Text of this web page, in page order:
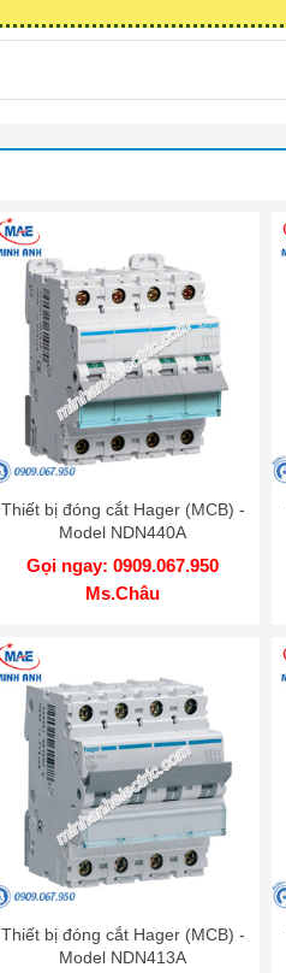
Thiết bị đóng cắt Hager (MCB) -
Model NDN440A
Gọi ngay: 0909.067.950
Ms.Châu
Thiết bị đóng cắt Hager (MCB) -
Model NDN413A